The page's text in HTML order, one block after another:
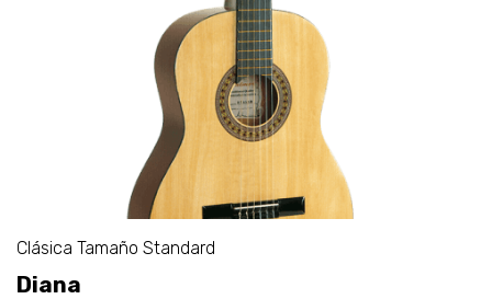
Clásica Tamaño Standard
Diana